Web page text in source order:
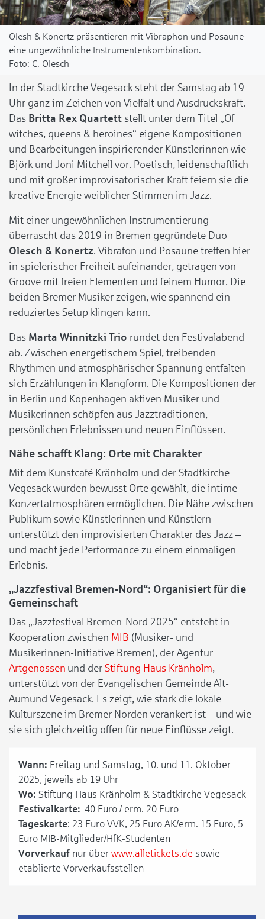
Olesh & Konertz präsentieren mit Vibraphon und Posaune
eine ungewöhnliche Instrumentenkombination.
C. Olesch
In der Stadtkirche Vegesack steht der Samstag ab 19
Uhr ganz im Zeichen von Vielfalt und Ausdruckskraft.
Das Britta Rex Quartett stellt unter dem Titel „Of
witches, queens & heroines“ eigene Kompositionen
und Bearbeitungen inspirierender Künstlerinnen wie
Björk und Joni Mitchell vor. Poetisch, leidenschaftlich
und mit großer improvisatorischer Kraft feiern sie die
kreative Energie weiblicher Stimmen im Jazz.
Mit einer ungewöhnlichen Instrumentierung
überrascht das 2019 in Bremen gegründete Duo
Olesch & Konertz. Vibrafon und Posaune treffen hier
in spielerischer Freiheit aufeinander, getragen von
Groove mit freien Elementen und feinem Humor. Die
beiden Bremer Musiker zeigen, wie spannend ein
reduziertes Setup klingen kann.
Das Marta Winnitzki Trio rundet den Festivalabend
ab. Zwischen energetischem Spiel, treibenden
Rhythmen und atmosphärischer Spannung entfalten
sich Erzählungen in Klangform. Die Kompositionen der
in Berlin und Kopenhagen aktiven Musiker und
Musikerinnen schöpfen aus Jazztraditionen,
persönlichen Erlebnissen und neuen Einflüssen.
Nähe schafft Klang: Orte mit Charakter
Mit dem Kunstcafé Kränholm und der Stadtkirche
Vegesack wurden bewusst Orte gewählt, die intime
Konzertatmosphären ermöglichen. Die Nähe zwischen
Publikum sowie Künstlerinnen und Künstlern
unterstützt den improvisierten Charakter des Jazz –
und macht jede Performance zu einem einmaligen
Erlebnis.
„Jazzfestival Bremen-Nord“: Organisiert für die
Gemeinschaft
Das „Jazzfestival Bremen-Nord 2025“ entsteht in
Kooperation zwischen MIB (Musiker- und
Musikerinnen-Initiative Bremen), der Agentur
Artgenossen und der Stiftung Haus Kränholm,
unterstützt von der Evangelischen Gemeinde Alt-
Aumund Vegesack. Es zeigt, wie stark die lokale
Kulturszene im Bremer Norden verankert ist – und wie
sie sich gleichzeitig offen für neue Einflüsse zeigt.
Wann: Freitag und Samstag, 10. und 11. Oktober
2025, jeweils ab 19 Uhr
Wo: Stiftung Haus Kränholm & Stadtkirche Vegesack
Festivalkarte: 40 Euro / erm. 20 Euro
Tageskarte: 23 Euro VVK, 25 Euro AK/erm. 15 Euro, 5
Euro MIB-Mitglieder/HfK-Studenten
Vorverkauf nur über www.alletickets.de sowie
etablierte Vorverkaufsstellen